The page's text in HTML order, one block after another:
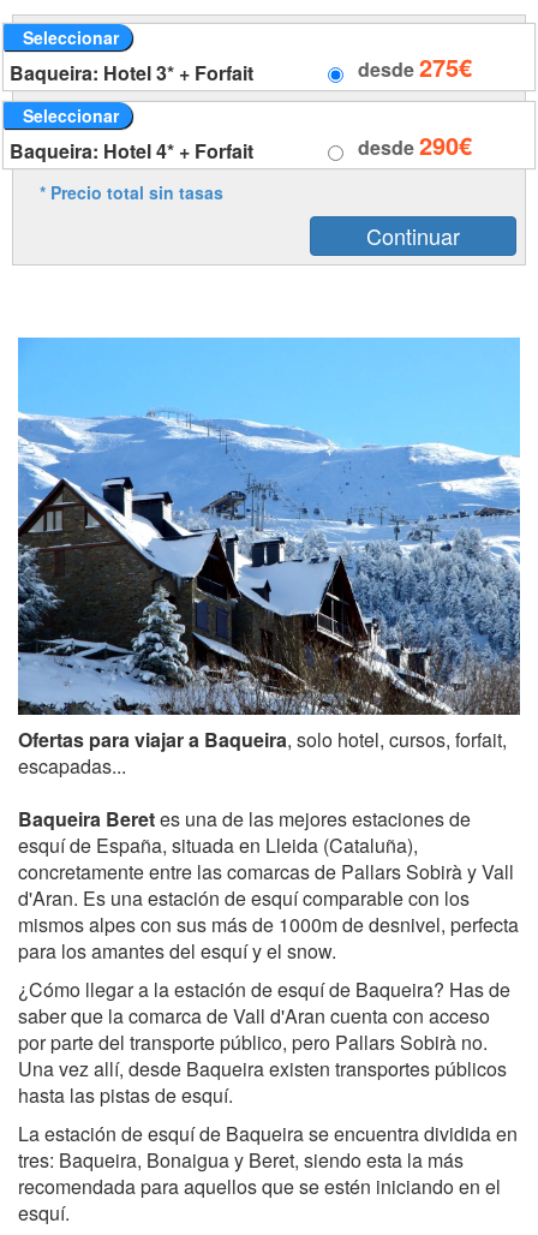
Seleccionar
Baqueira: Hotel 3* + Forfait desde275€
Seleccionar
Baqueira: Hotel 4* + Forfait desde290€
* Precio total sin tasas
Ofertas para viajar a Baqueira, solo hotel, cursos, forfait,
escapadas...
Baqueira Beretes una de las mejores estaciones de
esquí de España, situada en Lleida (Cataluña),
concretamente entre las comarcas de Pallars Sobirà y Vall
d'Aran. Es una estación de esquí comparable con los
mismos alpes con sus más de 1000m de desnivel, perfecta
para los amantes del esquí y el snow.
¿Cómo llegar a la estación de esquí de Baqueira? Has de
saber que la comarca de Vall d'Aran cuenta con acceso
por parte del transporte público, pero Pallars Sobirà no.
Una vez allí, desde Baqueira existen transportes públicos
hasta las pistas de esquí.
La estación de esquí de Baqueira se encuentra dividida en
tres: Baqueira, Bonaigua y Beret, siendo esta la más
recomendada para aquellos que se estén iniciando en el
esquí.